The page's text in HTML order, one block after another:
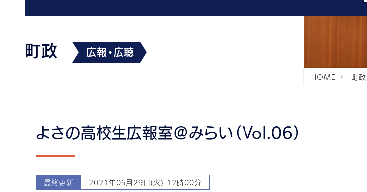
町政 広報・広聴
HOME 町政
よさの高校生広報室＠みらい（Vol.06）
最終更新 2021年06月29日(火) 12時00分